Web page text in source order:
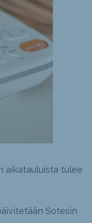
aikatauluista tulee
Sotesin